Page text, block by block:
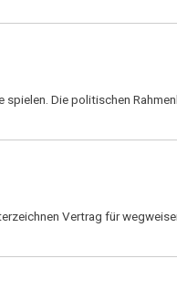
Die politischen
Vertrag für